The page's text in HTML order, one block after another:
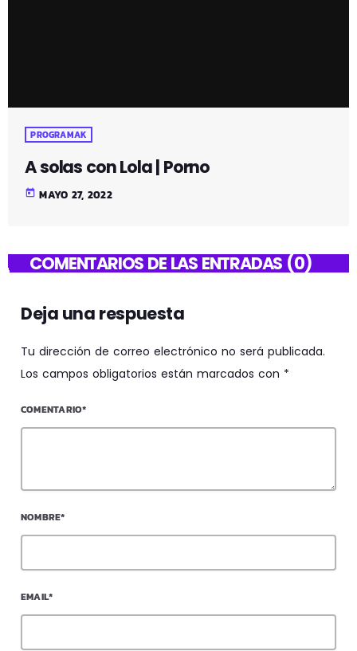
PROGRAMAK
A solas con Lola | Porno
today MAYO 27, 2022
COMENTARIOS DE LAS ENTRADAS (0)
Deja una respuesta
Tu dirección de correo electrónico no será publicada.
Los campos obligatorios están marcados con *
COMENTARIO*
NOMBRE*
EMAIL*